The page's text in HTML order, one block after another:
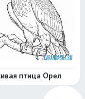
птица Орел